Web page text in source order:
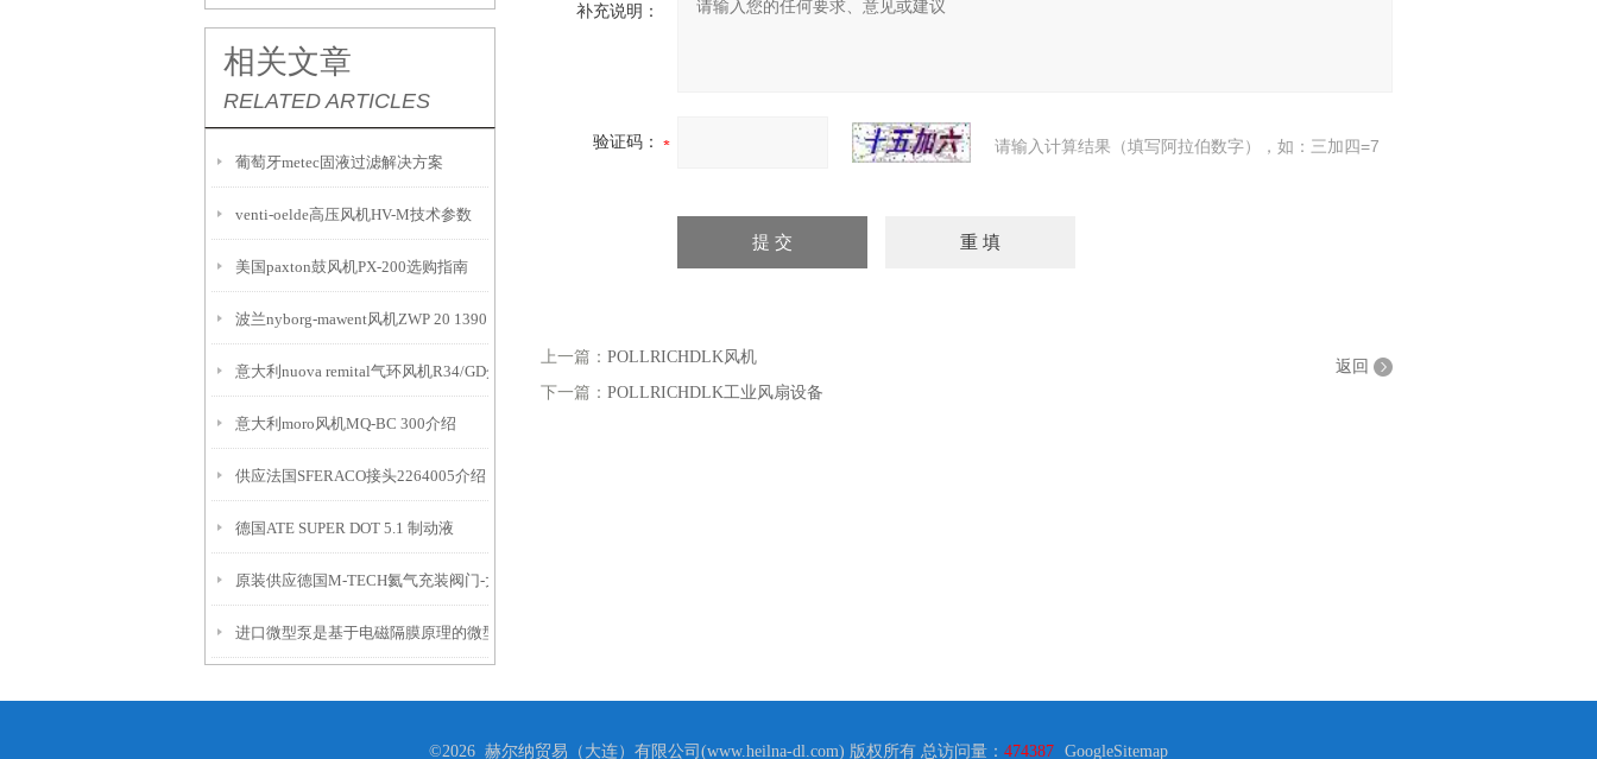
相关文章
RELATED ARTICLES
葡萄牙metec固液过滤解决方案
venti-oelde高压风机HV-M技术参数
美国paxton鼓风机PX-200选购指南
波兰nyborg-mawent风机ZWP 20 1390 rpm介绍
意大利nuova remital气环风机R34/GD介绍
意大利moro风机MQ-BC 300介绍
供应法国SFERACO接头2264005介绍
德国ATE SUPER DOT 5.1 制动液
原装供应德国M-TECH氦气充装阀门-大连力迪流体控制技术有限公司
进口微型泵是基于电磁隔膜原理的微型泵
补充说明：
验证码： 请输入计算结果（填写阿拉伯数字），如：三加四=7
上一篇： POLLRICHDLK风机
下一篇： POLLRICHDLK工业风扇设备
返回
©2026 赫尔纳贸易（大连）有限公司(www.heilna-dl.com) 版权所有 总访问量： 474387 GoogleSitemap